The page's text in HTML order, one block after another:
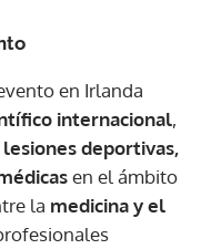
en Irlanda
internacional,
lesiones deportivas,
en el ámbito
la medicina y el